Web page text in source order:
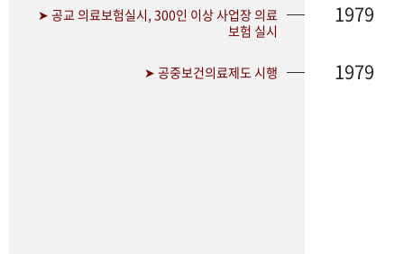
➤ 공교 의료보험실시, 300인 이상 사업장 의료
보험 실시
1979
➤ 공중보건의료제도 시행 1979